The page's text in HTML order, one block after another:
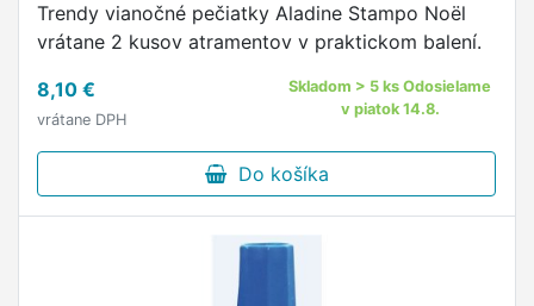
Trendy vianočné pečiatky Aladine Stampo Noël
vrátane 2 kusov atramentov v praktickom balení.
8,10 €
vrátane DPH
Skladom > 5 ks Odosielame
v piatok 14.8.
Do košíka